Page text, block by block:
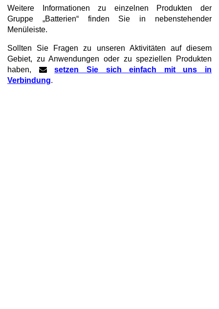
Weitere Informationen zu einzelnen Produkten der
Gruppe „Batterien“ finden Sie in nebenstehender
Menüleiste.
Sollten Sie Fragen zu unseren Aktivitäten auf diesem
Gebiet, zu Anwendungen oder zu speziellen Produkten
haben,
setzen Sie sich einfach mit uns in
Verbindung.